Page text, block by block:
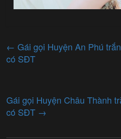
← Gái gọi Huyện An Phú
có SĐT
Gái gọi Huyện Châu Thành
có SĐT →